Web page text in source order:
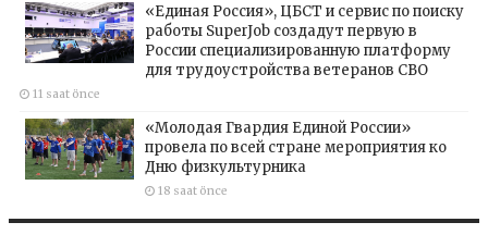
«Единая Россия», ЦБСТ и сервис по поиску
работы SuperJob создадут первую в
России специализированную платформу
для трудоустройства ветеранов СВО
11 saat önce
«Молодая Гвардия Единой России»
провела по всей стране мероприятия ко
Дню физкультурника
18 saat önce